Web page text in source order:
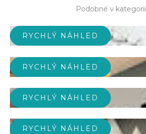
Podobné v kategorii
RYCHLÝ NÁHLED
RYCHLÝ NÁHLED
RYCHLÝ NÁHLED
RYCHLÝ NÁHLED